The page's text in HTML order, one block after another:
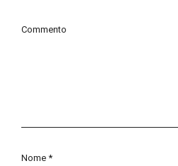
Commento
Nome *